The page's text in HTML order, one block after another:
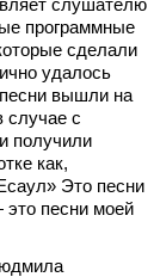
слушателю
программные
сделали
удалось
песни вышли на
случае с
получили
как,
Это песни
песни моей